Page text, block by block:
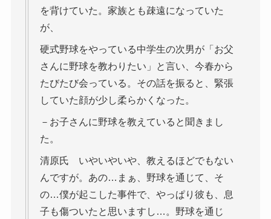
を背けていた。家族とも疎遠になっていた
が、
硬式野球をやっている中学生の次男が「お父
さんに野球を教わりたい」と言い、今春から
たびたび会っている。その話を振ると、緊張
していた顔が少し柔らかくなった。
－お子さんに野球を教えていると聞きまし
た。
清原氏 いやいやいや、教えるほどでもない
んですが。あの…まぁ、野球を通じて、そ
の…僕が起こした事件で、やっぱり彼も、息
子も傷ついたと思いますし…。野球を通じ